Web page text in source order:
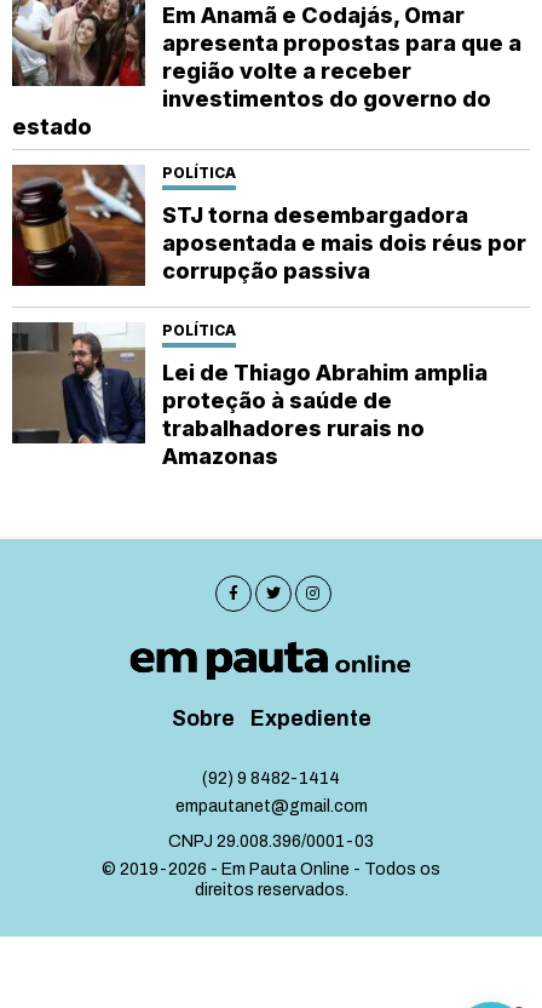
Em Anamã e Codajás, Omar
apresenta propostas para que a
região volte a receber
investimentos do governo do
estado
POLÍTICA
STJ torna desembargadora
aposentada e mais dois réus por
corrupção passiva
POLÍTICA
Lei de Thiago Abrahim amplia
proteção à saúde de
trabalhadores rurais no
Amazonas
Sobre Expediente
(92) 9 8482-1414
empautanet@gmail.com
CNPJ 29.008.396/0001-03
© 2019-2026 - Em Pauta Online - Todos os
direitos reservados.